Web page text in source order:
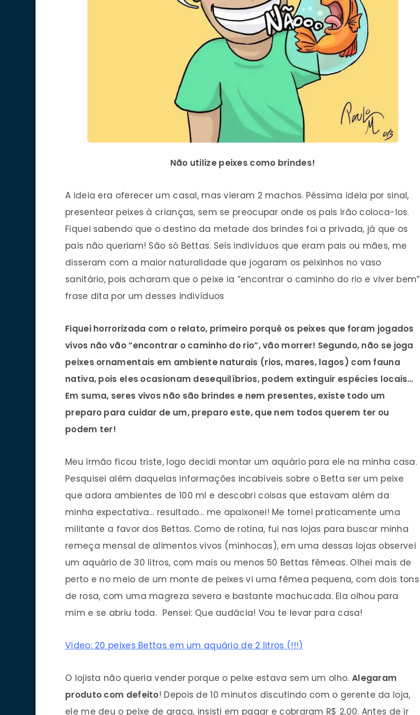
Não utilize peixes como brindes!
A ideia era oferecer um casal, mas vieram 2 machos. Péssima ideia por sinal,
presentear peixes à crianças, sem se preocupar onde os pais irão coloca-los.
Fiquei sabendo que o destino da metade dos brindes foi a privada, já que os
pais não queriam! São só Bettas. Seis indivíduos que eram pais ou mães, me
disseram com a maior naturalidade que jogaram os peixinhos no vaso
sanitário, pois acharam que o peixe ia “encontrar o caminho do rio e viver bem”
frase dita por um desses indivíduos
Fiquei horrorizada com o relato, primeiro porquê os peixes que foram jogados
vivos não vão “encontrar o caminho do rio”, vão morrer! Segundo, não se joga
peixes ornamentais em ambiente naturais (rios, mares, lagos) com fauna
nativa, pois eles ocasionam desequilíbrios, podem extinguir espécies locais…
Em suma, seres vivos não são brindes e nem presentes, existe todo um
preparo para cuidar de um, preparo este, que nem todos querem ter ou
podem ter!
Meu irmão ficou triste, logo decidi montar um aquário para ele na minha casa.
Pesquisei além daquelas informações incabíveis sobre o Betta ser um peixe
que adora ambientes de 100 ml e descobri coisas que estavam além da
minha expectativa… resultado… me apaixonei! Me tornei praticamente uma
militante a favor dos Bettas. Como de rotina, fui nas lojas para buscar minha
remeça mensal de alimentos vivos (minhocas), em uma dessas lojas observei
um aquário de 30 litros, com mais ou menos 50 Bettas fêmeas. Olhei mais de
perto e no meio de um monte de peixes vi uma fêmea pequena, com dois tons
de rosa, com uma magreza severa e bastante machucada. Ela olhou para
mim e se abriu toda. Pensei: Que audácia! Vou te levar para casa!
Vídeo: 20 peixes Bettas em um aquário de 2 litros (!!!)
O lojista não queria vender porque o peixe estava sem um olho. Alegaram
produto com defeito! Depois de 10 minutos discutindo com o gerente da loja,
ele me deu o peixe de graça, insisti em pagar e cobraram R$ 2,00. Antes de ir